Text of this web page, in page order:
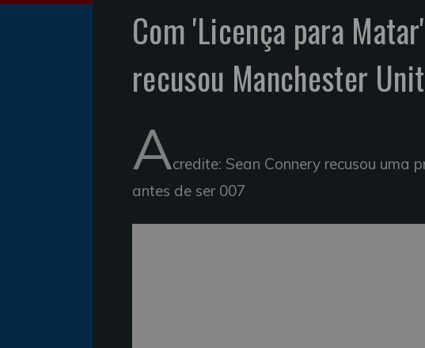
Com 'Licença para
recusou Manchester
Acredite: Sean Connery recusou uma
antes de ser 007